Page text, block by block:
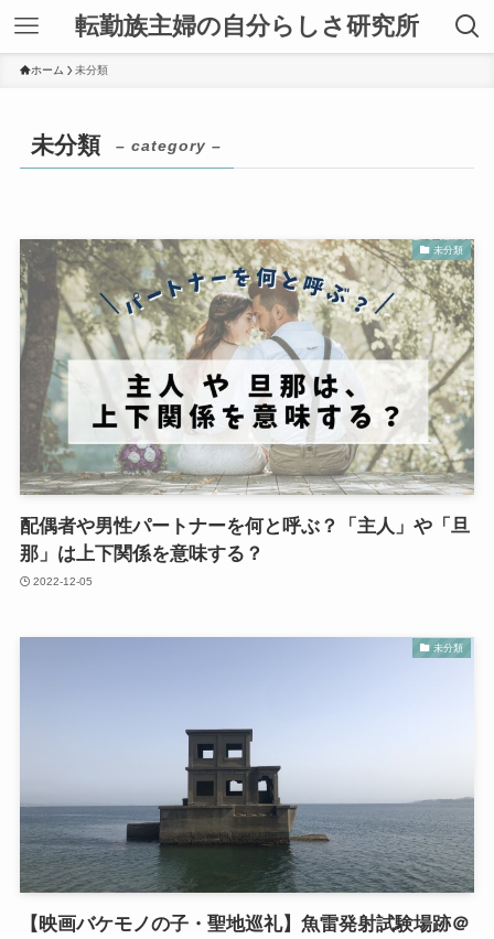
転勤族主婦の自分らしさ研究所
ホーム 未分類
未分類 – category –
未分類
配偶者や男性パートナーを何と呼ぶ？「主人」や「旦
那」は上下関係を意味する？
2022-12-05
未分類
【映画バケモノの子・聖地巡礼】魚雷発射試験場跡＠